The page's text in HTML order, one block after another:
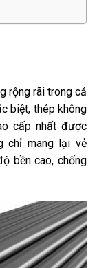
rộng rãi trong cả
biệt, thép không
cấp nhất được
chỉ mang lại vẻ
bền cao, chống